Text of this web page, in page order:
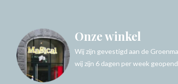
Onze winkel
Wij zijn gevestigd aan de
wij zijn 6 dagen per week